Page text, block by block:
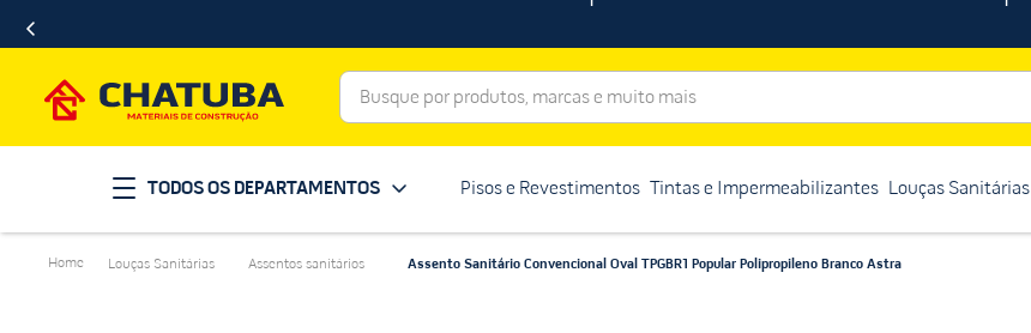
Busque por produtos, marcas e muito mais
TODOS OS DEPARTAMENTOS Pisos e Revestimentos Tintas e Impermeabilizantes Louças Sanitárias
Louças Sanitárias Assentos sanitários Assento Sanitário Convencional Oval TPGBR1 Popular Polipropileno Branco Astra
1 º porcelanato
2º telha